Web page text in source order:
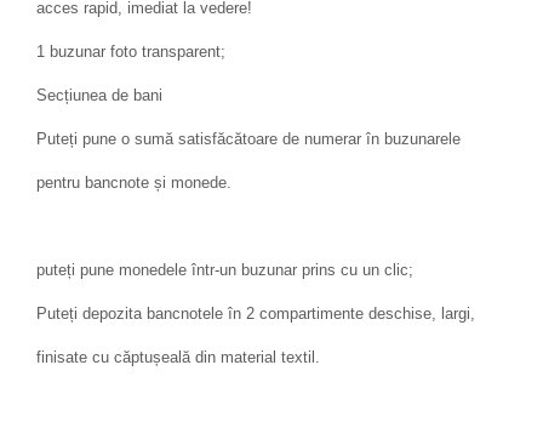
acces rapid, imediat la vedere!
1 buzunar foto transparent;
Secțiunea de bani
Puteți pune o sumă satisfăcătoare de numerar în buzunarele
pentru bancnote și monede.
puteți pune monedele într-un buzunar prins cu un clic;
Puteți depozita bancnotele în 2 compartimente deschise, largi,
finisate cu căptușeală din material textil.